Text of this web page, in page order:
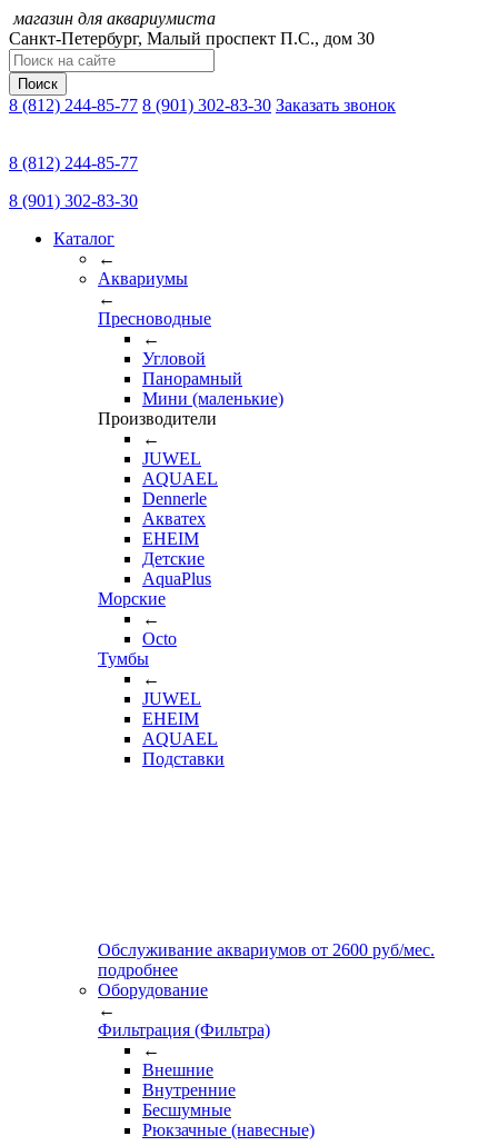
магазин для аквариумиста
Санкт-Петербург, Малый проспект П.C., дом 30
Поиск
8 (812) 244-85-77 8 (901) 302-83-30 Заказать звонок
8 (812) 244-85-77
8 (901) 302-83-30
Каталог
←
Аквариумы
←
Пресноводные
←
Угловой
Панорамный
Мини (маленькие)
Производители
←
JUWEL
AQUAEL
Dennerle
Акватех
EHEIM
Детские
AquaPlus
Морские
←
Octo
Тумбы
←
JUWEL
EHEIM
AQUAEL
Подставки
Обслуживание аквариумов от 2600 руб/мес.
подробнее
Оборудование
←
Фильтрация (Фильтра)
←
Внешние
Внутренние
Бесшумные
Рюкзачные (навесные)